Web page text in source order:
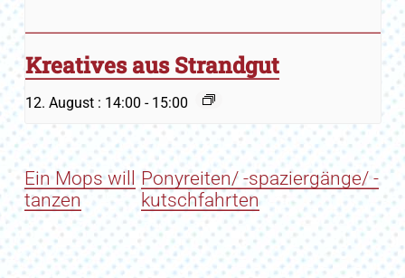
Kreatives aus Strandgut
12. August : 14:00 - 15:00
Ein Mops will
tanzen
Ponyreiten/ -spaziergänge/ -
kutschfahrten